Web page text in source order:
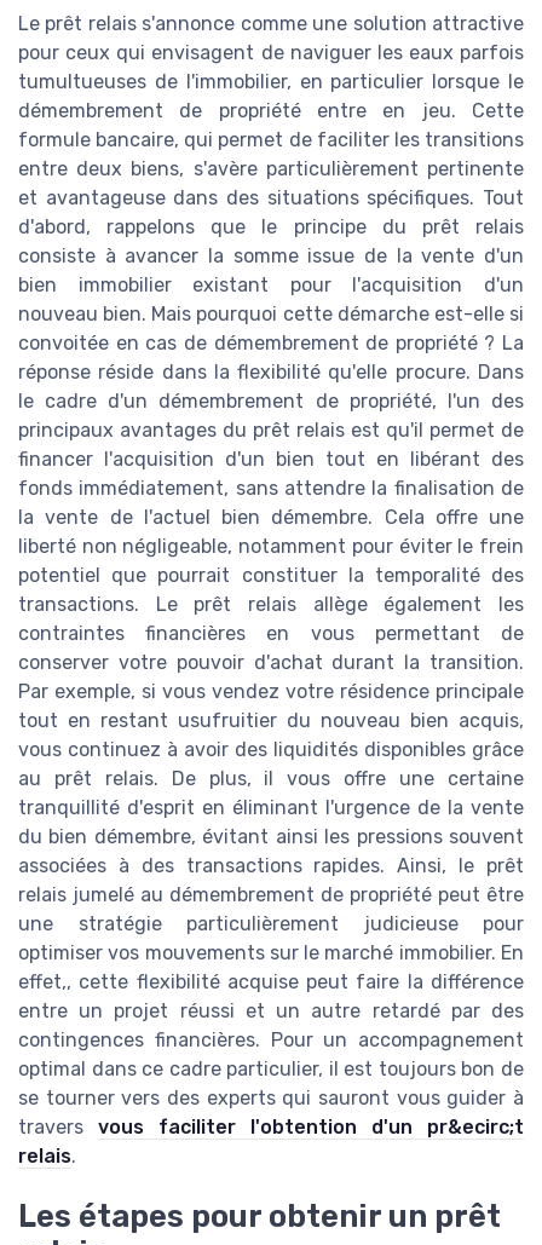
Le prêt relais s'annonce comme une solution attractive
pour ceux qui envisagent de naviguer les eaux parfois
tumultueuses de l'immobilier, en particulier lorsque le
démembrement de propriété entre en jeu. Cette
formule bancaire, qui permet de faciliter les transitions
entre deux biens, s'avère particulièrement pertinente
et avantageuse dans des situations spécifiques. Tout
d'abord, rappelons que le principe du prêt relais
consiste à avancer la somme issue de la vente d'un
bien immobilier existant pour l'acquisition d'un
nouveau bien. Mais pourquoi cette démarche est-elle si
convoitée en cas de démembrement de propriété ? La
réponse réside dans la flexibilité qu'elle procure. Dans
le cadre d'un démembrement de propriété, l'un des
principaux avantages du prêt relais est qu'il permet de
financer l'acquisition d'un bien tout en libérant des
fonds immédiatement, sans attendre la finalisation de
la vente de l'actuel bien démembre. Cela offre une
liberté non négligeable, notamment pour éviter le frein
potentiel que pourrait constituer la temporalité des
transactions. Le prêt relais allège également les
contraintes financières en vous permettant de
conserver votre pouvoir d'achat durant la transition.
Par exemple, si vous vendez votre résidence principale
tout en restant usufruitier du nouveau bien acquis,
vous continuez à avoir des liquidités disponibles grâce
au prêt relais. De plus, il vous offre une certaine
tranquillité d'esprit en éliminant l'urgence de la vente
du bien démembre, évitant ainsi les pressions souvent
associées à des transactions rapides. Ainsi, le prêt
relais jumelé au démembrement de propriété peut être
une stratégie particulièrement judicieuse pour
optimiser vos mouvements sur le marché immobilier. En
effet,, cette flexibilité acquise peut faire la différence
entre un projet réussi et un autre retardé par des
contingences financières. Pour un accompagnement
optimal dans ce cadre particulier, il est toujours bon de
se tourner vers des experts qui sauront vous guider à
travers vous faciliter l'obtention d'un pr&ecirc;t
relais.
Les étapes pour obtenir un prêt